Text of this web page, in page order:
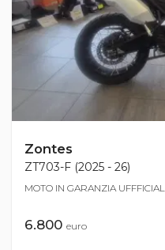
Zontes
ZT703-F (2025 - 26)
MOTO IN GARANZIA
6.800 euro